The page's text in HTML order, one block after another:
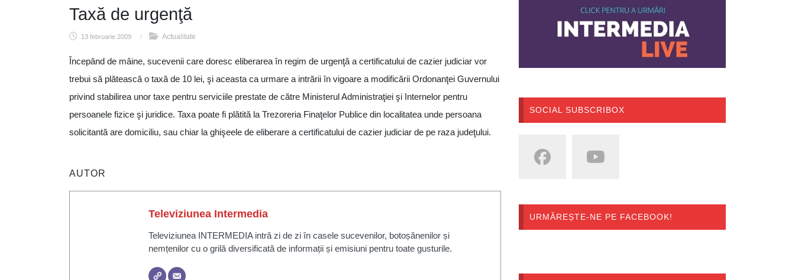
Taxă de urgenţă
13 februarie 2009 / Actualitate
Începând de mâine, sucevenii care doresc eliberarea în regim de urgenţă a certificatului de cazier judiciar vor
trebui să plătească o taxă de 10 lei, şi aceasta ca urmare a intrării în vigoare a modificării Ordonanţei Guvernului
privind stabilirea unor taxe pentru serviciile prestate de către Ministerul Administraţiei şi Internelor pentru
persoanele fizice şi juridice. Taxa poate fi plătită la Trezoreria Finaţelor Publice din localitatea unde persoana
solicitantă are domiciliu, sau chiar la ghişeele de eliberare a certificatului de cazier judiciar de pe raza judeţului.
AUTOR
Televiziunea Intermedia
Televiziunea INTERMEDIA intră zi de zi în casele sucevenilor, botoșănenilor și
nemțenilor cu o grilă diversificată de informații și emisiuni pentru toate gusturile.
SOCIAL SUBSCRIBOX
URMĂREȘTE-NE PE FACEBOOK!